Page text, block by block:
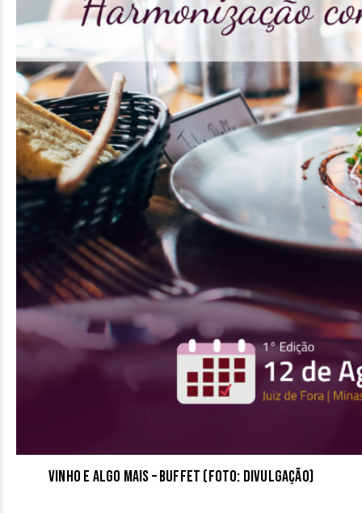
Vinho e algo mais – Buffet (Foto: Divulgação)